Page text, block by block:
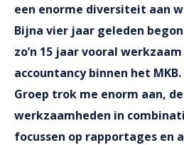
een enorme diversiteit aan
Bijna vier jaar geleden
zo’n 15 jaar vooral
accountancy binnen het
Groep trok me enorm aan,
werkzaamheden in
focussen op rapportages en